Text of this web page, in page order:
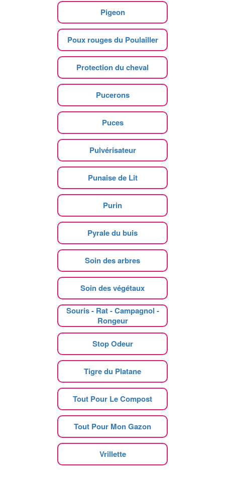
Pigeon
Poux rouges du Poulailler
Protection du cheval
Pucerons
Puces
Pulvérisateur
Punaise de Lit
Purin
Pyrale du buis
Soin des arbres
Soin des végétaux
Souris - Rat - Campagnol -
Rongeur
Stop Odeur
Tigre du Platane
Tout Pour Le Compost
Tout Pour Mon Gazon
Vrillette